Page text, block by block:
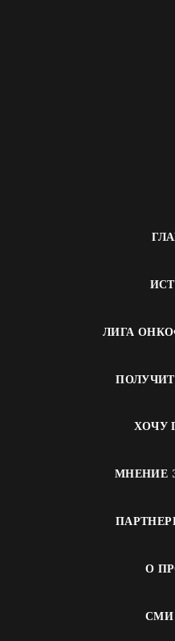
ЛИГА
ХОЧУ
МНЕНИЕ
О
СМИ